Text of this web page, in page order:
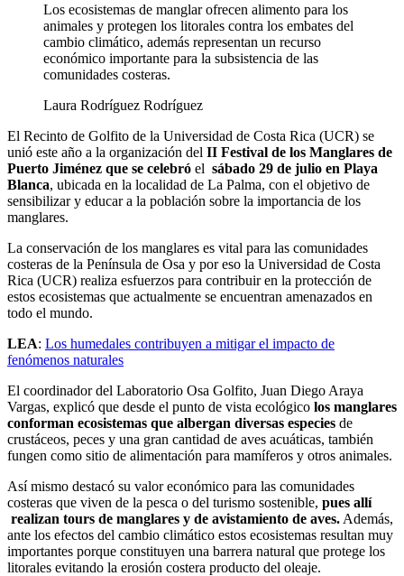
Los ecosistemas de manglar ofrecen alimento para los
animales y protegen los litorales contra los embates del
cambio climático, además representan un recurso
económico importante para la subsistencia de las
comunidades costeras.
Laura Rodríguez Rodríguez
El Recinto de Golfito de la Universidad de Costa Rica (UCR) se
unió este año a la organización del II Festival de los Manglares de
Puerto Jiménez que se celebró el sábado 29 de julio en Playa
Blanca, ubicada en la localidad de La Palma, con el objetivo de
sensibilizar y educar a la población sobre la importancia de los
manglares.
La conservación de los manglares es vital para las comunidades
costeras de la Península de Osa y por eso la Universidad de Costa
Rica (UCR) realiza esfuerzos para contribuir en la protección de
estos ecosistemas que actualmente se encuentran amenazados en
todo el mundo.
LEA: Los humedales contribuyen a mitigar el impacto de
fenómenos naturales
El coordinador del Laboratorio Osa Golfito, Juan Diego Araya
Vargas, explicó que desde el punto de vista ecológico los manglares
conforman ecosistemas que albergan diversas especies de
crustáceos, peces y una gran cantidad de aves acuáticas, también
fungen como sitio de alimentación para mamíferos y otros animales.
Así mismo destacó su valor económico para las comunidades
costeras que viven de la pesca o del turismo sostenible, pues allí
realizan tours de manglares y de avistamiento de aves. Además,
ante los efectos del cambio climático estos ecosistemas resultan muy
importantes porque constituyen una barrera natural que protege los
litorales evitando la erosión costera producto del oleaje.